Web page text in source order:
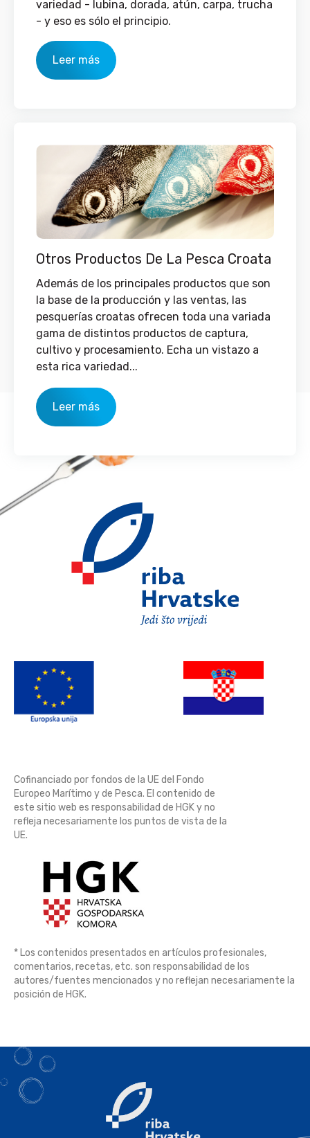
variedad - lubina, dorada, atún, carpa, trucha
- y eso es sólo el principio.
Leer más
Otros Productos De La Pesca Croata
Además de los principales productos que son
la base de la producción y las ventas, las
pesquerías croatas ofrecen toda una variada
gama de distintos productos de captura,
cultivo y procesamiento. Echa un vistazo a
esta rica variedad...
Leer más
Cofinanciado por fondos de la UE del Fondo
Europeo Marítimo y de Pesca. El contenido de
este sitio web es responsabilidad de HGK y no
refleja necesariamente los puntos de vista de la
UE.
* Los contenidos presentados en artículos profesionales,
comentarios, recetas, etc. son responsabilidad de los
autores/fuentes mencionados y no reflejan necesariamente la
posición de HGK.